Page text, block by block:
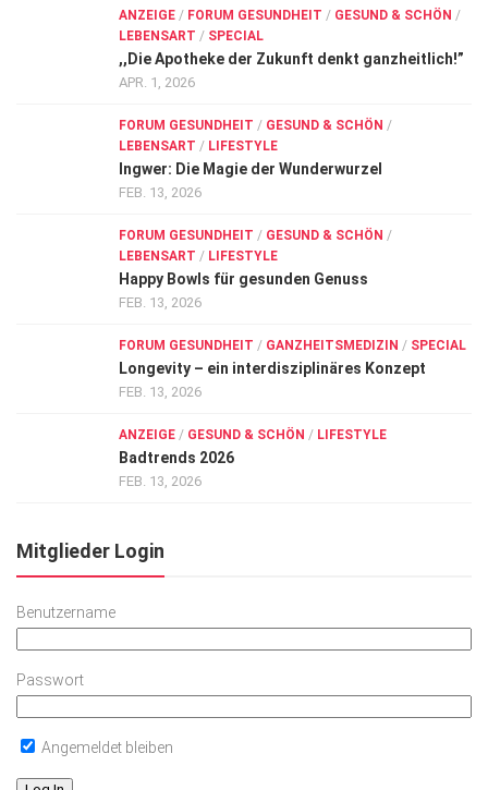
ANZEIGE / FORUM GESUNDHEIT / GESUND & SCHÖN /
LEBENSART / SPECIAL
,,Die Apotheke der Zukunft denkt ganzheitlich!”
APR. 1, 2026
FORUM GESUNDHEIT / GESUND & SCHÖN /
LEBENSART / LIFESTYLE
Ingwer: Die Magie der Wunderwurzel
FEB. 13, 2026
FORUM GESUNDHEIT / GESUND & SCHÖN /
LEBENSART / LIFESTYLE
Happy Bowls für gesunden Genuss
FEB. 13, 2026
FORUM GESUNDHEIT / GANZHEITSMEDIZIN / SPECIAL
Longevity – ein interdisziplinäres Konzept
FEB. 13, 2026
ANZEIGE / GESUND & SCHÖN / LIFESTYLE
Badtrends 2026
FEB. 13, 2026
Mitglieder Login
Benutzername
Passwort
Angemeldet bleiben